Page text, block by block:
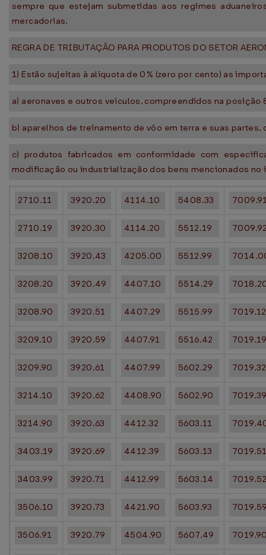
sempre que estejam submetidas aos regimes
mercadorias.
REGRA DE TRIBUTAÇÃO PARA PRODUTOS DO SETOR
1) Estão sujeitas à alíquota de 0% (zero por cento) as
a) aeronaves e outros veículos, compreendidos na
b) aparelhos de treinamento de vôo em terra e suas
c) produtos fabricados em conformidade com
modificação ou industrialização dos bens mencionados
2710.11 3920.20 4114.10 5408.33
2710.19 3920.30 4114.20 5512.19
3208.10 3920.43 4205.00 5512.99
3208.20 3920.49 4407.10 5514.29
3208.90 3920.51 4407.29 5515.99 7019.12
3209.10 3920.59 4407.91 5516.42
3209.90 3920.61 4407.99 5602.29 7019.32
3214.10 3920.62 4408.90 5602.90
3214.90 3920.63 4412.32 5603.11
3403.19 3920.69 4412.39 5603.13
3403.99 3920.71 4412.99 5603.14
3506.10 3920.73 4421.90 5603.93
3506.91 3920.79 4504.90 5607.49